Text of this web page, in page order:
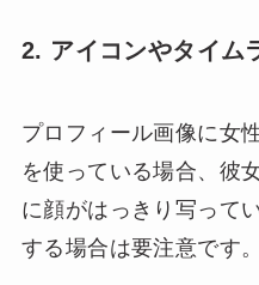
2. アイコンやタイム
プロフィール画像に女
を使っている場合、彼
に顔がはっきり写って
する場合は要注意です。